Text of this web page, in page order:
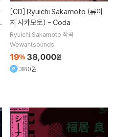
[CD]
치 사카모토) - Coda
Ryuichi Sakamoto 작곡
Wewantsounds
19% 38,000원
380원